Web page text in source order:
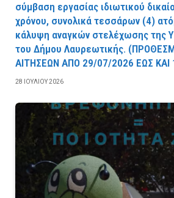
σύμβαση εργασίας ιδιωτικού
χρόνου, συνολικά τεσσάρων (4)
κάλυψη αναγκών στελέχωσης της
του Δήμου Λαυρεωτικής.
AITHΣEΩN AΠO 29/07/2026 EΩΣ
28 ΙΟΥΛΊΟΥ 2026